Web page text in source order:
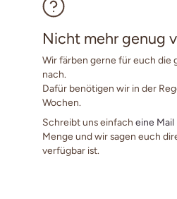
Nicht mehr genug
Wir färben gerne für euch die
nach.
Dafür benötigen wir in der
Wochen.
Schreibt uns einfach eine Mail
Menge und wir sagen euch
verfügbar ist.